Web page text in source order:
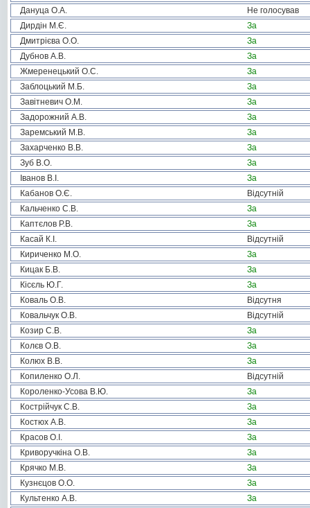
Дануца О.А.
Не голосував
Дирдін М.Є.
За
Дмитрієва О.О.
За
Дубнов А.В.
За
Жмеренецький О.С.
За
Заблоцький М.Б.
За
Завітневич О.М.
За
Задорожний А.В.
За
Заремський М.В.
За
Захарченко В.В.
За
Зуб В.О.
За
Іванов В.І.
За
Кабанов О.Є.
Відсутній
Кальченко С.В.
За
Каптєлов Р.В.
За
Касай К.І.
Відсутній
Кириченко М.О.
За
Кицак Б.В.
За
Кісєль Ю.Г.
За
Коваль О.В.
Відсутня
Ковальчук О.В.
Відсутній
Козир С.В.
За
Колєв О.В.
За
Колюх В.В.
За
Копиленко О.Л.
Відсутній
Короленко-Усова В.Ю.
За
Кострійчук С.В.
За
Костюх А.В.
За
Красов О.І.
За
Криворучкіна О.В.
За
Крячко М.В.
За
Кузнєцов О.О.
За
Культенко А.В.
За